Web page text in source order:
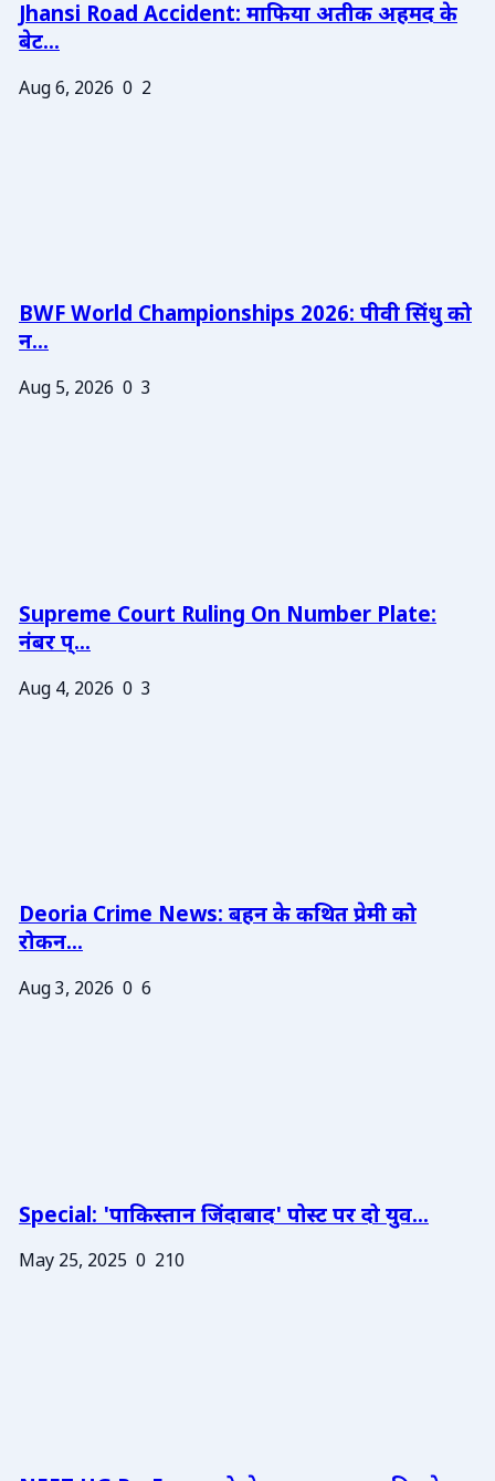
Jhansi Road Accident: माफिया अतीक अहमद के
बेट...
Aug 6, 2026 0 2
BWF World Championships 2026: पीवी सिंधु को
न...
Aug 5, 2026 0 3
Supreme Court Ruling On Number Plate:
नंबर प्...
Aug 4, 2026 0 3
Deoria Crime News: बहन के कथित प्रेमी को
रोकन...
Aug 3, 2026 0 6
Special: 'पाकिस्तान जिंदाबाद' पोस्ट पर दो युव...
May 25, 2025 0 210